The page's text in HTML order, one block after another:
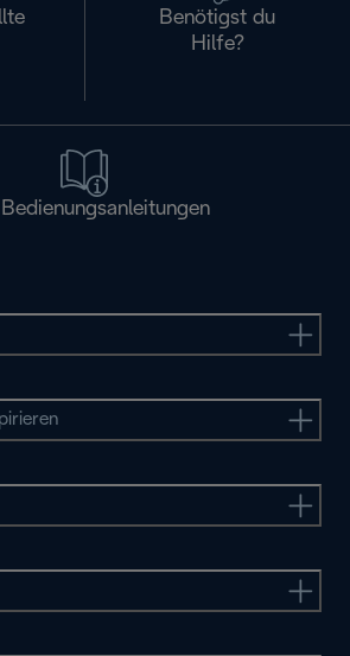
Benötigst du
Hilfe?
Bedienungsanleitungen